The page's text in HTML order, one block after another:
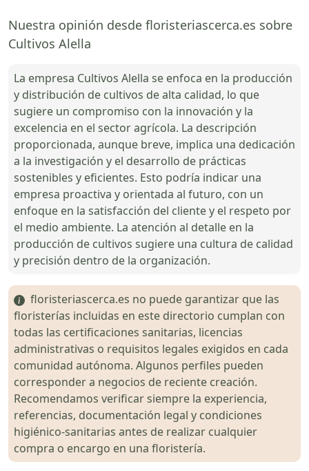
Nuestra opinión desde floristeriascerca.es sobre
Cultivos Alella
La empresa Cultivos Alella se enfoca en la producción
y distribución de cultivos de alta calidad, lo que
sugiere un compromiso con la innovación y la
excelencia en el sector agrícola. La descripción
proporcionada, aunque breve, implica una dedicación
a la investigación y el desarrollo de prácticas
sostenibles y eficientes. Esto podría indicar una
empresa proactiva y orientada al futuro, con un
enfoque en la satisfacción del cliente y el respeto por
el medio ambiente. La atención al detalle en la
producción de cultivos sugiere una cultura de calidad
y precisión dentro de la organización.
floristeriascerca.es no puede garantizar que las
floristerías incluidas en este directorio cumplan con
todas las certificaciones sanitarias, licencias
administrativas o requisitos legales exigidos en cada
comunidad autónoma. Algunos perfiles pueden
corresponder a negocios de reciente creación.
Recomendamos verificar siempre la experiencia,
referencias, documentación legal y condiciones
higiénico-sanitarias antes de realizar cualquier
compra o encargo en una floristería.